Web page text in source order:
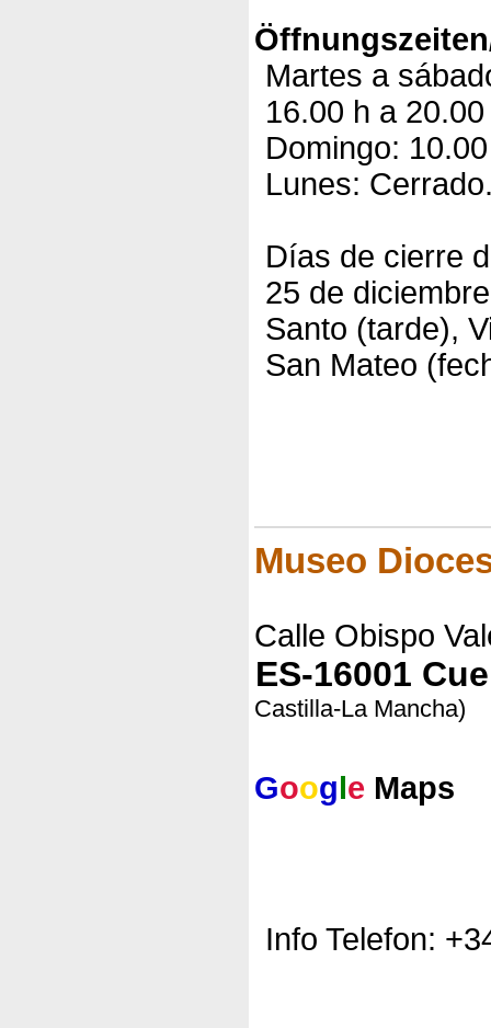
Martes a
16.00 h a
Domingo:
Lunes:
Días de cierre
25 de
Santo (tarde),
San Mateo
Museo
Calle Obispo
ES-16001
Castilla-La Mancha)
Google Maps
Info Telefon: